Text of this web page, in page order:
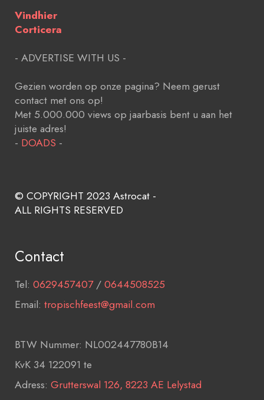
Vindhier
Corticera
- ADVERTISE WITH US -
Gezien worden op onze pagina? Neem gerust
contact met ons op!
Met 5.000.000 views op jaarbasis bent u aan het
juiste adres!
- DOADS -
© COPYRIGHT 2023 Astrocat -
ALL RIGHTS RESERVED
Contact
Tel: 0629457407/0644508525
Email: tropischfeest@gmail.com
BTW Nummer: NL002447780B14
KvK 34 122091 te
Adress: Grutterswal 126, 8223 AE Lelystad